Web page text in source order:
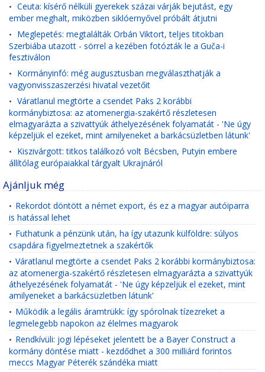
• Ceuta: kísérő nélküli gyerekek százai várják bejutást, egy
ember meghalt, miközben siklóernyővel próbált átjutni
• Meglepetés: megtalálták Orbán Viktort, teljes titokban
Szerbiába utazott - sörrel a kezében fotózták le a Guča-i
fesztiválon
• Kormányinfó: még augusztusban megválaszthatják a
vagyonvisszaszerzési hivatal vezetőit
• Váratlanul megtörte a csendet Paks 2 korábbi
kormánybiztosa: az atomenergia-szakértő részletesen
elmagyarázta a szivattyúk áthelyezésének folyamatát - 'Ne úgy
képzeljük el ezeket, mint amilyeneket a barkácsüzletben látunk'
• Kiszivárgott: titkos találkozó volt Bécsben, Putyin embere
állítólag európaiakkal tárgyalt Ukrajnáról
Ajánljuk még
• Rekordot döntött a német export, és ez a magyar autóiparra
is hatással lehet
• Futhatunk a pénzünk után, ha így utazunk külföldre: súlyos
csapdára figyelmeztetnek a szakértők
• Váratlanul megtörte a csendet Paks 2 korábbi kormánybiztosa:
az atomenergia-szakértő részletesen elmagyarázta a szivattyúk
áthelyezésének folyamatát - 'Ne úgy képzeljük el ezeket, mint
amilyeneket a barkácsüzletben látunk'
• Működik a legális áramtrükk: így spórolnak tízezreket a
legmelegebb napokon az élelmes magyarok
• Rendkívüli: jogi lépéseket jelentett be a Bayer Construct a
kormány döntése miatt - kezdődhet a 300 milliárd forintos
meccs Magyar Péterék szándéka miatt